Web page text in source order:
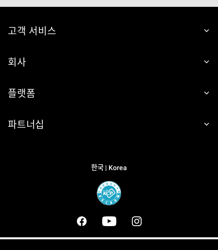
고객 서비스
회사
플랫폼
파트너십
한국 | Korea